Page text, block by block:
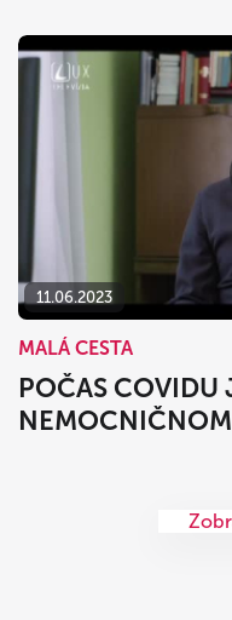
11.06.2023
MALÁ CESTA
POČAS COVIDU